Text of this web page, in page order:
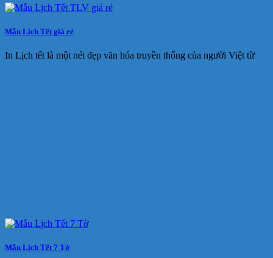
Mẫu Lịch Tết giá rẻ
In Lịch tết là một nét đẹp văn hóa truyền thống của người Việt từ
Mẫu Lịch Tết 7 Tờ